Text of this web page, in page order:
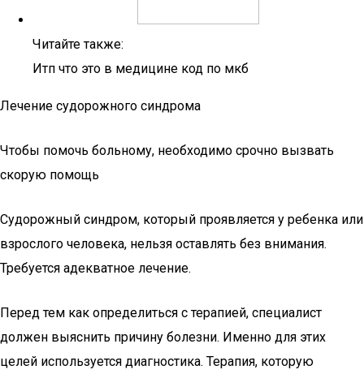
Читайте также:
Итп что это в медицине код по мкб
Лечение судорожного синдрома
Чтобы помочь больному, необходимо срочно вызвать
скорую помощь
Судорожный синдром, который проявляется у ребенка или
взрослого человека, нельзя оставлять без внимания.
Требуется адекватное лечение.
Перед тем как определиться с терапией, специалист
должен выяснить причину болезни. Именно для этих
целей используется диагностика. Терапия, которую